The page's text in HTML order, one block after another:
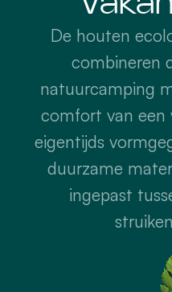
De houten
combineren
natuurcamping
comfort van een
eigentijds
duurzame
ingepast